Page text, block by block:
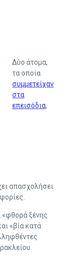
Δύο άτομα,
τα οποία
συμμετείχαν
στα
επεισόδια,
απασχολήσει
«φθορά ξένης
«βία κατά